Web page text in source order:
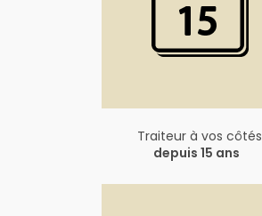
Traiteur à vos côtés
depuis 15 ans